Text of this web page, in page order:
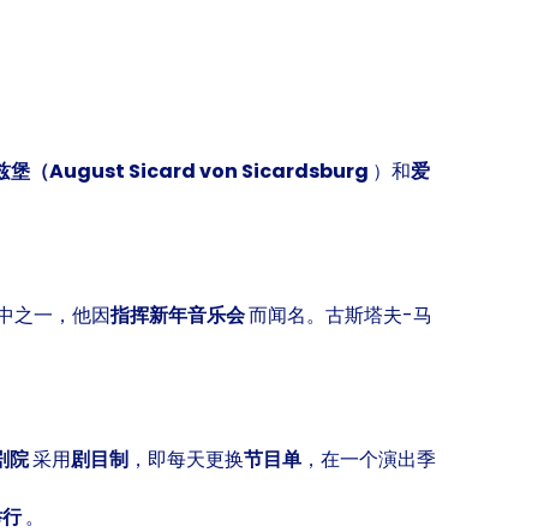
堡（August Sicard von Sicardsburg ）和爱
之一，他因指挥新年音乐会而闻名。古斯塔夫-马
院采用剧目制 ，即每天更换节目单 ，在一个演出季
。